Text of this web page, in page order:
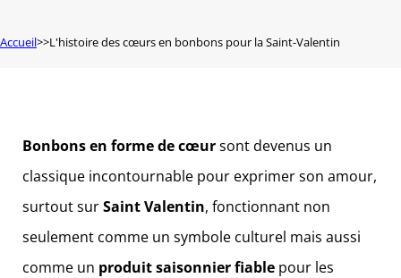
Accueil L'histoire des cœurs en bonbons pour la Saint-Valentin
Bonbons en forme de cœursont devenus un
classique incontournable pour exprimer son amour,
surtout surSaint Valentin, fonctionnant non
seulement comme un symbole culturel mais aussi
comme un produit saisonnier fiable pour les